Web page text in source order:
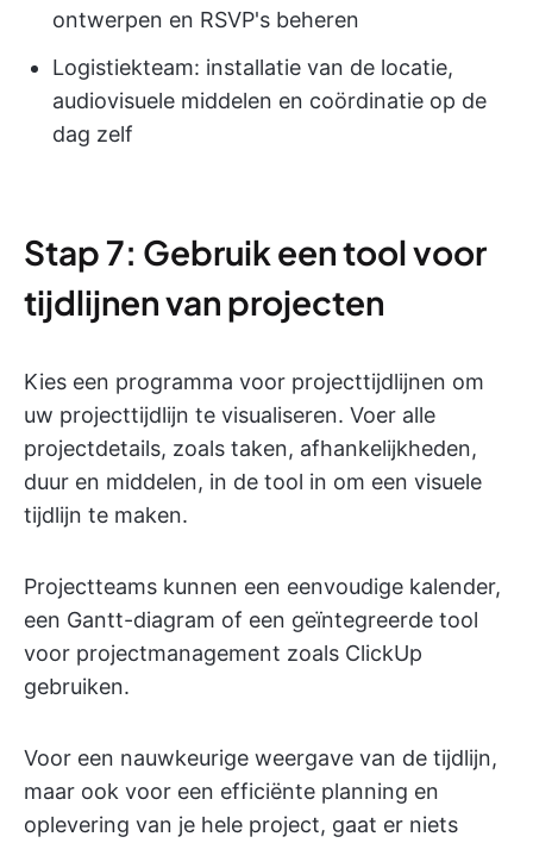
ontwerpen en RSVP's beheren
Logistiekteam: installatie van de locatie,
audiovisuele middelen en coördinatie op de
dag zelf
Stap 7: Gebruik een tool voor
tijdlijnen van projecten
Kies een programma voor projecttijdlijnen om
uw projecttijdlijn te visualiseren. Voer alle
projectdetails, zoals taken, afhankelijkheden,
duur en middelen, in de tool in om een visuele
tijdlijn te maken.
Projectteams kunnen een eenvoudige kalender,
een Gantt-diagram of een geïntegreerde tool
voor projectmanagement zoals ClickUp
gebruiken.
Voor een nauwkeurige weergave van de tijdlijn,
maar ook voor een efficiënte planning en
oplevering van je hele project, gaat er niets